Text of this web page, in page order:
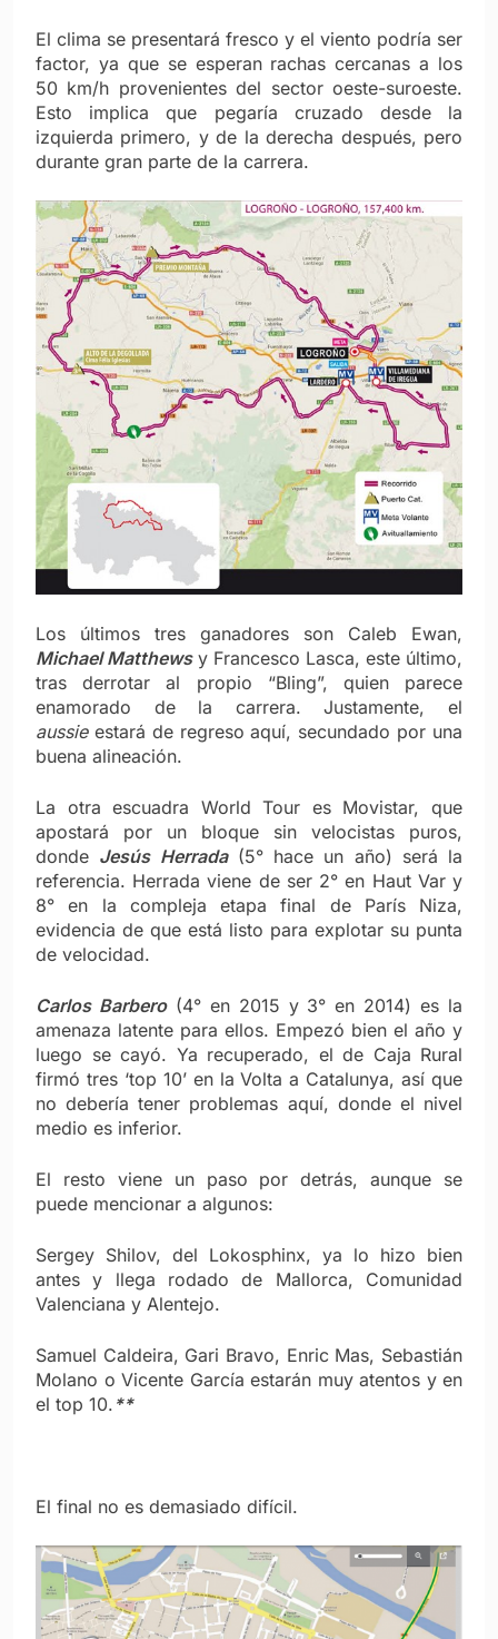
El clima se presentará fresco y el viento podría ser
factor, ya que se esperan rachas cercanas a los
50 km/h provenientes del sector oeste-suroeste.
Esto implica que pegaría cruzado desde la
izquierda primero, y de la derecha después, pero
durante gran parte de la carrera.
Los últimos tres ganadores son Caleb Ewan,
Michael Matthewsy Francesco Lasca, este último,
tras derrotar al propio “Bling”, quien parece
enamorado de la carrera. Justamente, el
aussieestará de regreso aquí, secundado por una
buena alineación.
La otra escuadra World Tour es Movistar, que
apostará por un bloque sin velocistas puros,
donde Jesús Herrada(5° hace un año) será la
referencia. Herrada viene de ser 2° en Haut Var y
8° en la compleja etapa final de París Niza,
evidencia de que está listo para explotar su punta
de velocidad.
Carlos Barbero(4° en 2015 y 3° en 2014) es la
amenaza latente para ellos. Empezó bien el año y
luego se cayó. Ya recuperado, el de Caja Rural
firmó tres ‘top 10’ en la Volta a Catalunya, así que
no debería tener problemas aquí, donde el nivel
medio es inferior.
El resto viene un paso por detrás, aunque se
puede mencionar a algunos:
Sergey Shilov, del Lokosphinx, ya lo hizo bien
antes y llega rodado de Mallorca, Comunidad
Valenciana y Alentejo.
Samuel Caldeira, Gari Bravo, Enric Mas, Sebastián
Molano o Vicente García estarán muy atentos y en
el top 10. **
El final no es demasiado difícil.